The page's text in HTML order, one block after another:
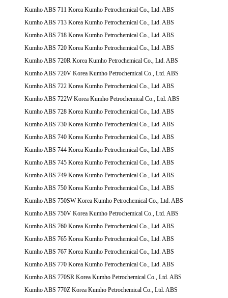
Kumho ABS 711 Korea Kumho Petrochemical Co., Ltd. ABS
Kumho ABS 713 Korea Kumho Petrochemical Co., Ltd. ABS
Kumho ABS 718 Korea Kumho Petrochemical Co., Ltd. ABS
Kumho ABS 720 Korea Kumho Petrochemical Co., Ltd. ABS
Kumho ABS 720R Korea Kumho Petrochemical Co., Ltd. ABS
Kumho ABS 720V Korea Kumho Petrochemical Co., Ltd. ABS
Kumho ABS 722 Korea Kumho Petrochemical Co., Ltd. ABS
Kumho ABS 722W Korea Kumho Petrochemical Co., Ltd. ABS
Kumho ABS 728 Korea Kumho Petrochemical Co., Ltd. ABS
Kumho ABS 730 Korea Kumho Petrochemical Co., Ltd. ABS
Kumho ABS 740 Korea Kumho Petrochemical Co., Ltd. ABS
Kumho ABS 744 Korea Kumho Petrochemical Co., Ltd. ABS
Kumho ABS 745 Korea Kumho Petrochemical Co., Ltd. ABS
Kumho ABS 749 Korea Kumho Petrochemical Co., Ltd. ABS
Kumho ABS 750 Korea Kumho Petrochemical Co., Ltd. ABS
Kumho ABS 750SW Korea Kumho Petrochemical Co., Ltd. ABS
Kumho ABS 750V Korea Kumho Petrochemical Co., Ltd. ABS
Kumho ABS 760 Korea Kumho Petrochemical Co., Ltd. ABS
Kumho ABS 765 Korea Kumho Petrochemical Co., Ltd. ABS
Kumho ABS 767 Korea Kumho Petrochemical Co., Ltd. ABS
Kumho ABS 770 Korea Kumho Petrochemical Co., Ltd. ABS
Kumho ABS 770SR Korea Kumho Petrochemical Co., Ltd. ABS
Kumho ABS 770Z Korea Kumho Petrochemical Co., Ltd. ABS